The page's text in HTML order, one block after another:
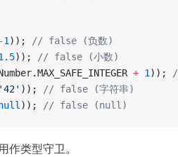
-1 ));
// false (负数)
));
// false (小数)
+ 1 ));
'42' ));
// false (字符串)
)); // false (null)
类型守卫。